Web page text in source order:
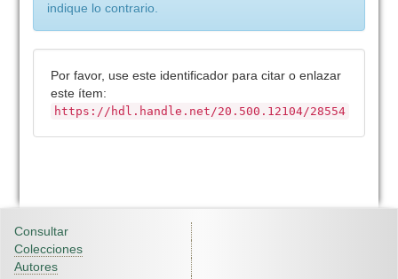
indique lo contrario.
Por favor, use este identificador para citar o enlazar
este ítem:
https://hdl.handle.net/20.500.12104/28554
Consultar
Colecciones
Autores